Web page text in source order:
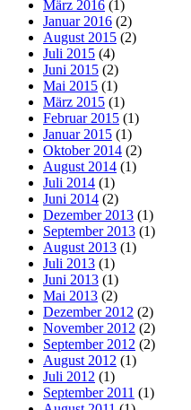
März 2016 (1)
Januar 2016 (2)
August 2015 (2)
Juli 2015 (4)
Juni 2015 (2)
Mai 2015 (1)
März 2015 (1)
Februar 2015 (1)
Januar 2015 (1)
Oktober 2014 (2)
August 2014 (1)
Juli 2014 (1)
Juni 2014 (2)
Dezember 2013 (1)
September 2013 (1)
August 2013 (1)
Juli 2013 (1)
Juni 2013 (1)
Mai 2013 (2)
Dezember 2012 (2)
November 2012 (2)
September 2012 (2)
August 2012 (1)
Juli 2012 (1)
September 2011 (1)